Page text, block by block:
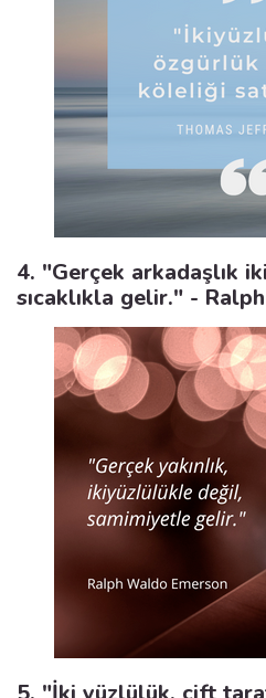
4. "Gerçek arkadaşlık
sıcaklıkla gelir." -